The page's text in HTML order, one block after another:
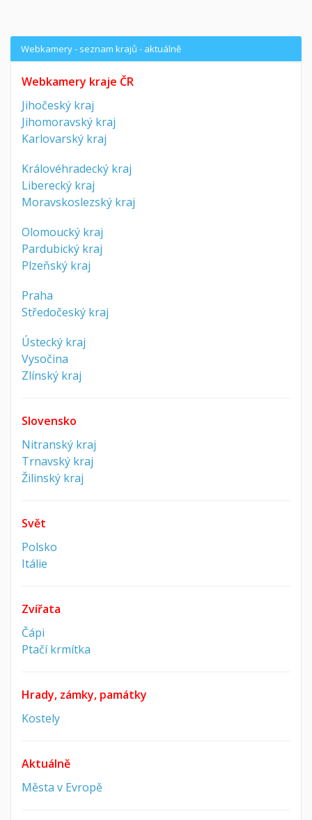
Webkamery - seznam krajů - aktuálně
Webkamery kraje ČR
Jihočeský kraj
Jihomoravský kraj
Karlovarský kraj
Královéhradecký kraj
Liberecký kraj
Moravskoslezský kraj
Olomoucký kraj
Pardubický kraj
Plzeňský kraj
Praha
Středočeský kraj
Ústecký kraj
Vysočina
Zlínský kraj
Slovensko
Nitranský kraj
Trnavský kraj
Žilinský kraj
Svět
Polsko
Itálie
Zvířata
Čápi
Ptačí krmítka
Hrady, zámky, památky
Kostely
Aktuálně
Města v Evropě